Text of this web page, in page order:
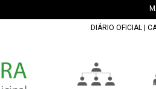
DIÁRIO OFICIAL